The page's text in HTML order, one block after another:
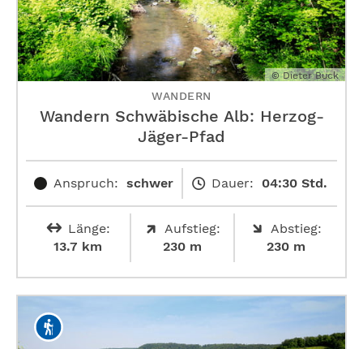
© Dieter Buck
WANDERN
Wandern Schwäbische Alb: ­Herzog-
Jäger-Pfad
Anspruch: schwer Dauer: 04:30 Std.
Länge:
13.7 km
Aufstieg:
230 m
Abstieg:
230 m